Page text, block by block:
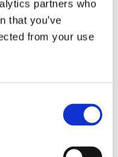
partners who
that you’ve
from your use
yttre delen
men hon ska